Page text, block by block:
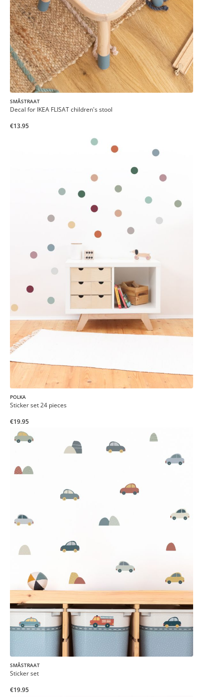
SMÅSTRAAT
Decal for IKEA FLISAT children's stool
€13.95
POLKA
Sticker set 24 pieces
€19.95
SMÅSTRAAT
Sticker set
€19.95